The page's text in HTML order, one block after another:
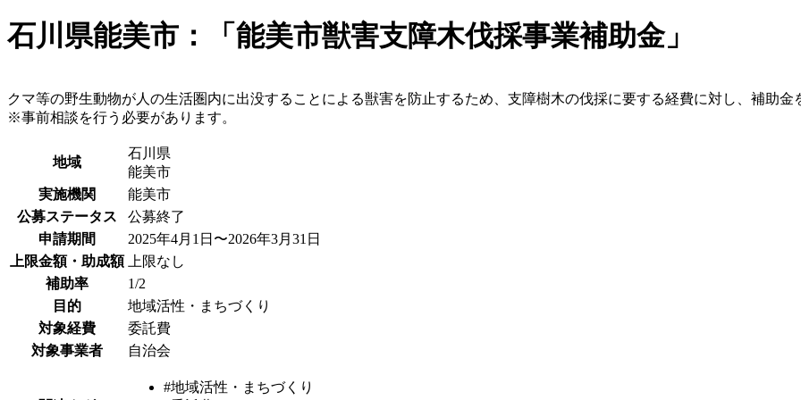
石川県能美市：「能美市獣害支障木伐採事業補助金」
クマ等の野生動物が人の生活圏内に出没することによる獣害を防止するため、支障樹木の伐採に要する経費に対し、補助金
※事前相談を行う必要があります。
地域
石川県
能美市
実施機関
能美市
公募ステータス
公募終了
申請期間
2025年4月1日〜2026年3月31日
上限金額・助成額
上限なし
補助率
1/2
目的
地域活性・まちづくり
対象経費
委託費
対象事業者
自治会
#地域活性・まちづくり